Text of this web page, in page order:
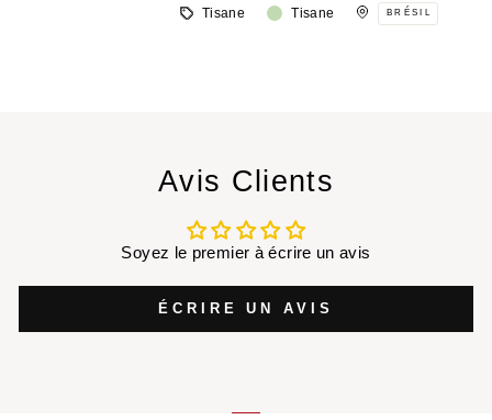
Tisane Tisane BRÉSIL
Avis Clients
Soyez le premier à écrire un avis
ÉCRIRE UN AVIS